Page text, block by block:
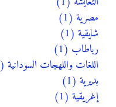
مصرية (1)
شايقية (1)
رباطاب (1)
اللغات واللهجات السودانية (1)
بديرية (1)
إغريقية (1)